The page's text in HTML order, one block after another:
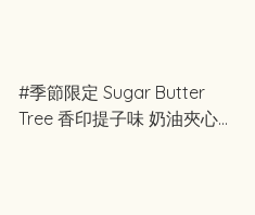
#季節限定 Sugar Butter
Tree 香印提子味 奶油夾心餅